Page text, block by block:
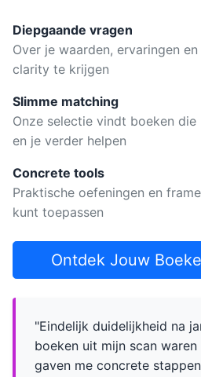
Diepgaande vragen
Over je waarden, ervaringen
clarity te krijgen
Slimme matching
Onze selectie vindt boeken
en je verder helpen
Concrete tools
Praktische oefeningen en
kunt toepassen
Ontdek Jouw
"Eindelijk duidelijkheid na
boeken uit mijn scan
gaven me concrete